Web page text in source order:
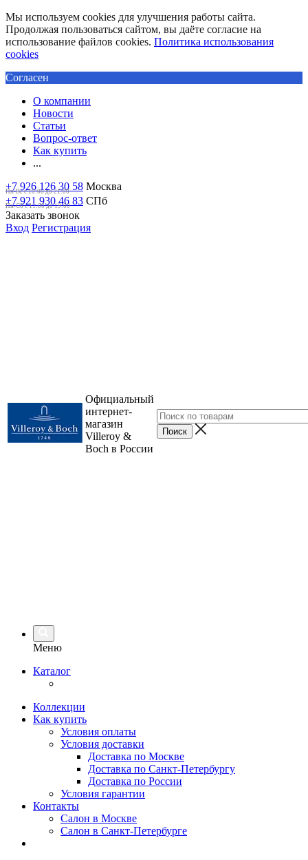
Мы используем cookies для улучшения работы сайта.
Продолжая пользоваться сайтом, вы даёте согласие на
использование файлов cookies. Политика использования
cookies
Согласен
О компании
Новости
Статьи
Вопрос-ответ
Как купить
...
+7 926 126 30 58 Москва
Пн-Вс с 10:00 до 21:00
+7 921 930 46 83 СПб
Пн-Сб c 11:00 до 19:00
Заказать звонок
Вход Регистрация
Официальный
интернет-
магазин
Villeroy &
Boch в России
Меню
Каталог
Коллекции
Как купить
Условия оплаты
Условия доставки
Доставка по Москве
Доставка по Санкт-Петербургу
Доставка по России
Условия гарантии
Контакты
Салон в Москве
Салон в Санкт-Петербурге